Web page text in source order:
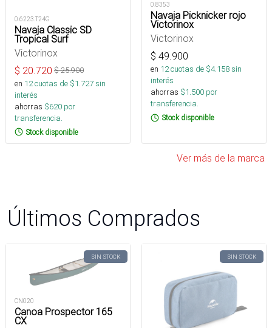
0.6223.T24G
Navaja Classic SD
Tropical Surf
Victorinox
$ 20.720 $25.900
en 12cuotas de $1.727sin
interés
ahorras $620 por
transferencia.
Stock disponible
0.8353
Navaja Picknicker rojo
Victorinox
Victorinox
$ 49.900
en 12cuotas de $4.158sin
interés
ahorras $1.500 por
transferencia.
Stock disponible
Ver más de la marca
Últimos Comprados
SIN STOCK
CN020
Canoa Prospector 165
CX
SIN STOCK